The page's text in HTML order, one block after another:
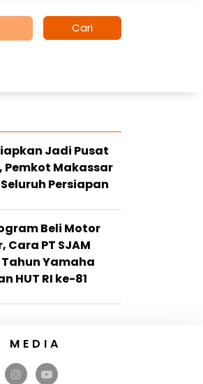
Cari
Jadi Pusat
Pemkot Makassar
Persiapan
Beli Motor
Cara PT SJAM
Yamaha
HUT RI ke-81
MEDIA